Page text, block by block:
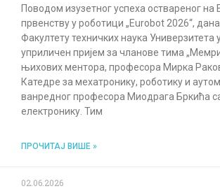
Поводом изузетног успеха оствареног на
првенству у роботици „Eurobot 2026“,
Факултету техничких наука
уприличен пријем за чланове тима
њихових ментора, професора Мирка
Катедре за мехатронику, роботику и
ванредног професора Миодрага Бркића
електронику. Тим
ПРОЧИТАЈ ВИШЕ »
02.06.2026